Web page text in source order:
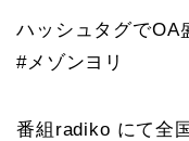
ハッシュタグでOA
#メゾンヨリ
番組radiko にて全